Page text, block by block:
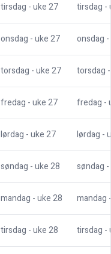
tirsdag - uke27 tirsdag -
onsdag - uke27 onsdag
torsdag - uke27 torsdag
fredag - uke27 fredag -
lørdag - uke27 lørdag -
søndag - uke28 søndag
mandag - uke28 mandag
tirsdag - uke28 tirsdag -